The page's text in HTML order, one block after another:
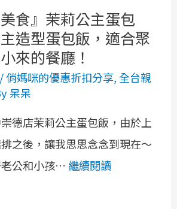
美食』茉莉公主蛋包
造型蛋包飯，適合聚
來的餐廳！
/俏媽咪的優惠折扣分享, 全台親
呆呆
德店茉莉公主蛋包飯，由於上
之後，讓我思思念念到現在～
公和小孩… 繼續閱讀